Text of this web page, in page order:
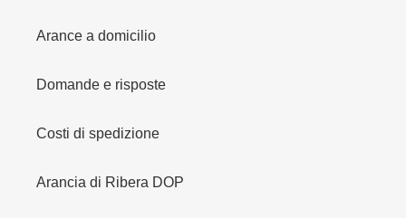
Arance a domicilio
Domande e risposte
Costi di spedizione
Arancia di Ribera DOP